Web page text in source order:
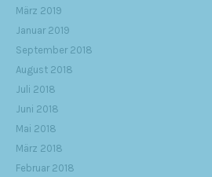
März 2019
Januar 2019
September 2018
August 2018
Juli 2018
Juni 2018
Mai 2018
März 2018
Februar 2018